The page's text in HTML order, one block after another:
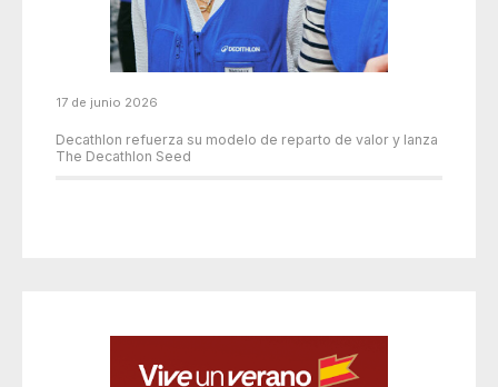
17 de junio 2026
Decathlon refuerza su modelo de reparto de valor y lanza
The Decathlon Seed